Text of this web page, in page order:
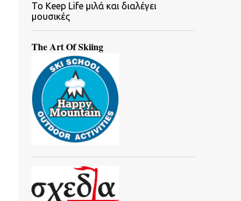
To Keep Life μιλά και διαλέγει
μουσικές
The Art Of Skiing